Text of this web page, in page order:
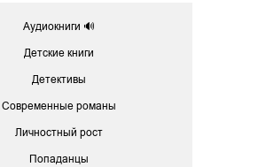
Аудиокниги 🔊
Детские книги
Детективы
Современные романы
Личностный рост
Попаданцы